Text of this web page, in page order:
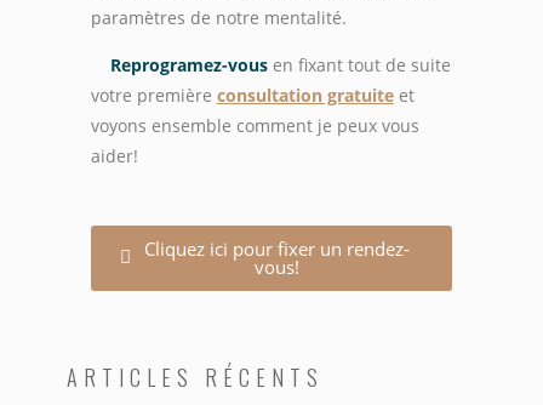
paramètres de notre mentalité.
Reprogramez-vousen fixant tout de suite
votre première consultation gratuiteet
voyons ensemble comment je peux vous
aider!
Cliquez ici pour fixer un rendez-
vous!
ARTICLES RÉCENTS